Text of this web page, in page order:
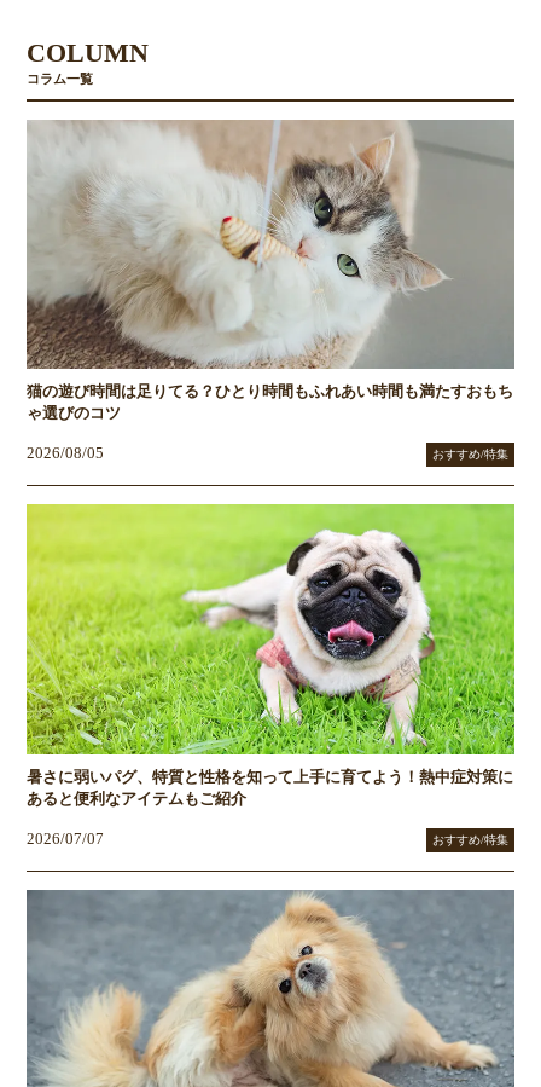
COLUMN
コラム一覧
猫の遊び時間は足りてる？ひとり時間もふれあい時間も満たすおもち
ゃ選びのコツ
2026/08/05 おすすめ/特集
暑さに弱いパグ、特質と性格を知って上手に育てよう！熱中症対策に
あると便利なアイテムもご紹介
2026/07/07 おすすめ/特集